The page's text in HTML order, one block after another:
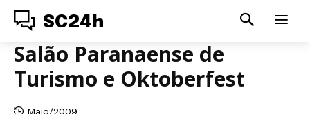
SC24h
Salão Paranaense de
Turismo e Oktoberfest
Maio/2009